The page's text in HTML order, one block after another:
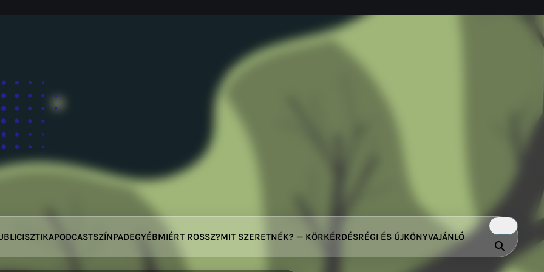
PODCASTSZÍNPADEGYÉBMIÉRT ROSSZ?MIT SZERETNÉK? — KÖRKÉRDÉSRÉGI ÉS ÚJKÖNYVAJÁNLÓ